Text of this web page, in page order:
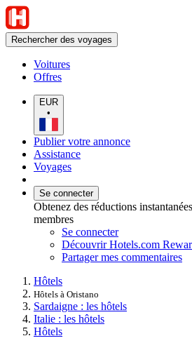
Rechercher des voyages
Voitures
Offres
EUR
•
Publier votre annonce
Assistance
Voyages
Se connecter
Obtenez des réductions
membres
Se connecter
Découvrir Hotels.com
Partager mes commentaires
Hôtels
Hôtels à Oristano
Sardaigne : les hôtels
Italie : les hôtels
Hôtels